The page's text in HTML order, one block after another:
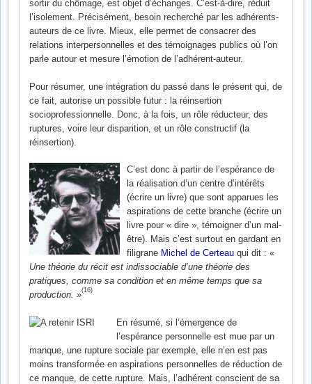
sortir du chômage, est objet d’échanges. C’est-à-dire, réduit
l’isolement. Précisément, besoin recherché par les adhérents-
auteurs de ce livre. Mieux, elle permet de consacrer des
relations interpersonnelles et des témoignages publics où l’on
parle autour et mesure l’émotion de l’adhérent-auteur.
Pour résumer, une intégration du passé dans le présent qui, de
ce fait, autorise un possible futur : la réinsertion
socioprofessionnelle. Donc, à la fois, un rôle réducteur, des
ruptures, voire leur disparition, et un rôle constructif (la
réinsertion).
C’est donc à partir de l’espérance de
la réalisation d’un centre d’intérêts
(écrire un livre) que sont apparues les
aspirations de cette branche (écrire un
livre pour « dire », témoigner d’un mal-
être). Mais c’est surtout en gardant en
filigrane Michel de Certeau qui dit : «
Une théorie du récit est indissociable d’une théorie des
pratiques, comme sa condition et en même temps que sa
production. »(16)
En résumé, si l’émergence de
l’espérance personnelle est mue par un
manque, une rupture sociale par exemple, elle n’en est pas
moins transformée en aspirations personnelles de réduction de
ce manque, de cette rupture. Mais, l’adhérent conscient de sa